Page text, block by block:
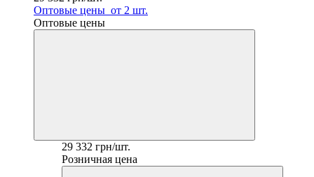
Оптовые цены от 2 шт.
Оптовые цены
29 332 грн/шт.
Розничная цена